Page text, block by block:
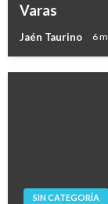
Varas
Jaén Taurino 6
SIN CATEGORÍA